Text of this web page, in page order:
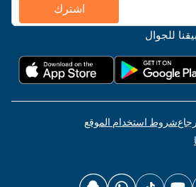
اشترك
للجوال
شروط استخدام الموقع